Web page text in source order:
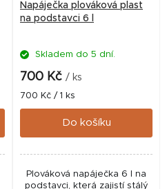
Napáječka plováková plast
na podstavci 6 l
Skladem do 5 dní.
700 Kč / ks
Měrná
cena:
700 Kč / 1 ks
Do košíku
Plováková napáječka 6 l na
podstavci, která zajistí stálý